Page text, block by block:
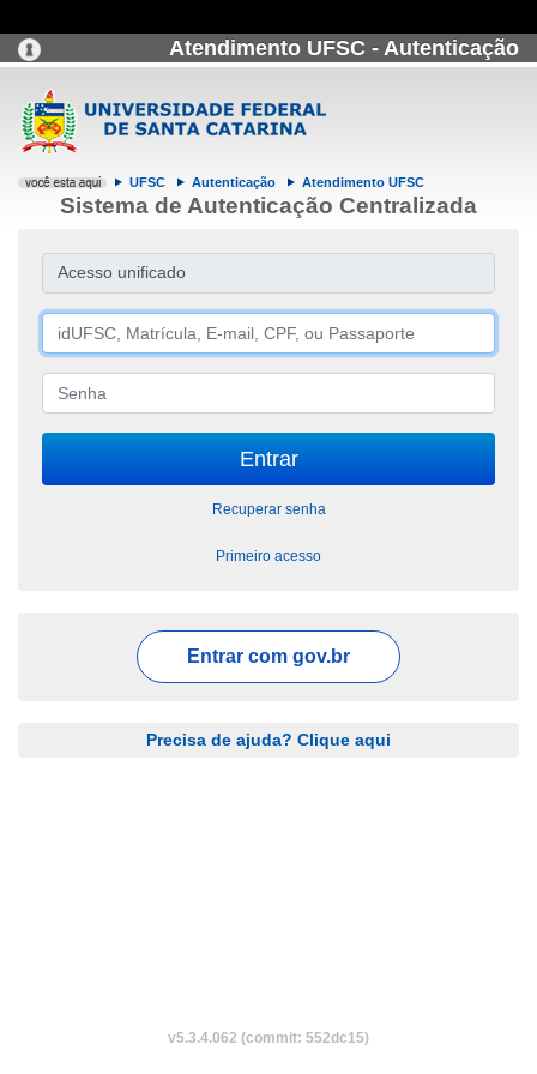
Atendimento UFSC - Autenticação
UFSC Autenticação Atendimento UFSC
Sistema de Autenticação Centralizada
Acesso unificado
Recuperar senha
Primeiro acesso
Entrar com gov.br
Precisa de ajuda? Clique aqui
v5.3.4.062 (commit: 552dc15)